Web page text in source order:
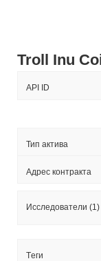
Troll Inu
API ID
Тип актива
Адрес контракта
Исследователи (1)
Tеги